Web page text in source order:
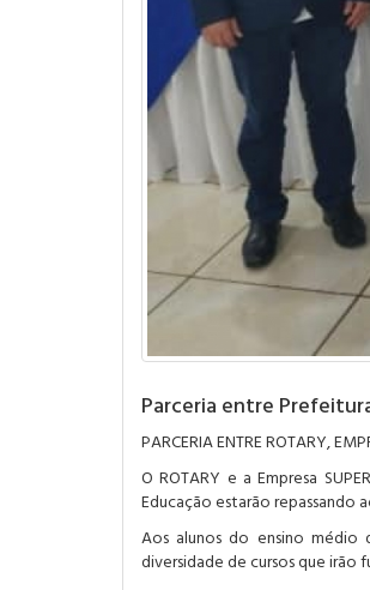
Parceria entre
PARCERIA ENTRE ROTARY,
O ROTARY e a Empresa
Educação estarão repassando
Aos alunos do ensino médio
diversidade de cursos que irão